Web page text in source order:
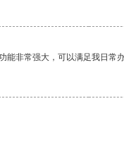
非常强大，可以满足我日常